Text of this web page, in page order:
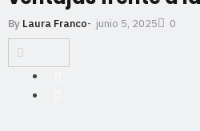
By Laura Franco- junio 5, 2025 0